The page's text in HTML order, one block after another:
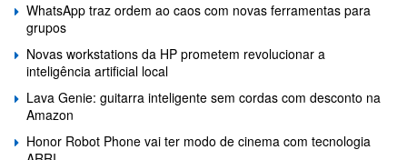
WhatsApp traz ordem ao caos com novas ferramentas para
grupos
Novas workstations da HP prometem revolucionar a
inteligência artificial local
Lava Genie: guitarra inteligente sem cordas com desconto na
Amazon
Honor Robot Phone vai ter modo de cinema com tecnologia